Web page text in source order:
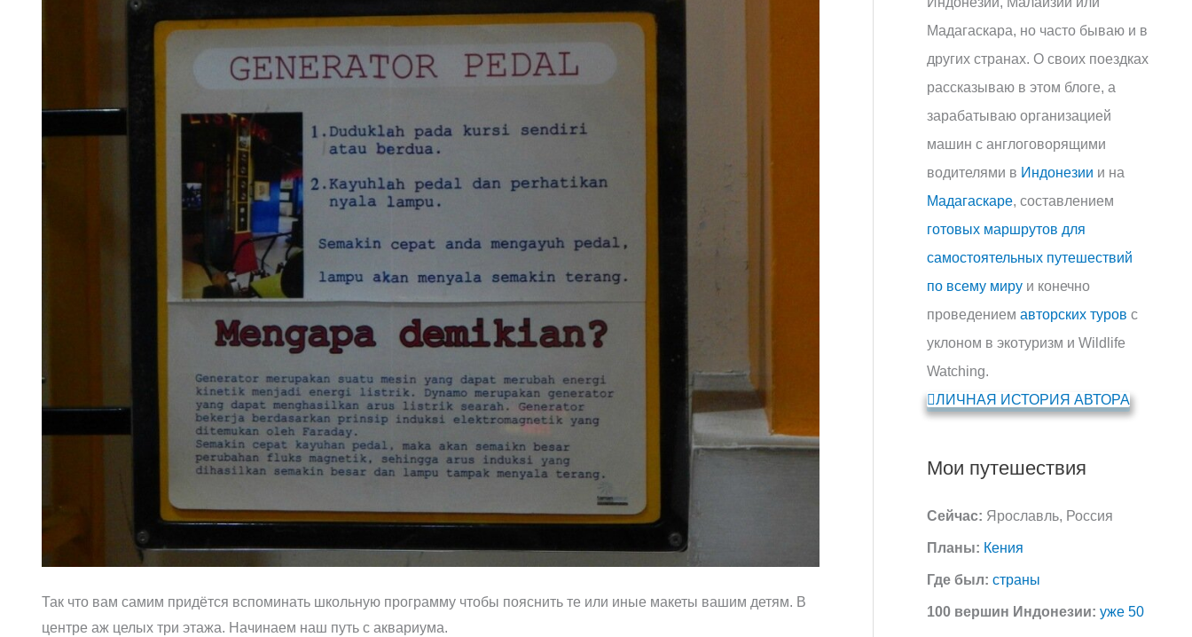
Так что вам самим придётся вспоминать школьную программу чтобы пояснить те или иные макеты вашим детям. В
центре аж целых три этажа. Начинаем наш путь с аквариума.
Мадагаскара, но часто бываю и в
других странах. О своих поездках
рассказываю в этом блоге, а
зарабатываю организацией
машин с англоговорящими
водителями в Индонезии и на
Мадагаскаре, составлением
готовых маршрутов для
самостоятельных путешествий
по всему мируи конечно
проведением авторских туров с
уклоном в экотуризм и Wildlife
Watching.
ЛИЧНАЯ ИСТОРИЯ АВТОРА
Мои путешествия
Сейчас: Ярославль, Россия
Планы: Кения
Где был: страны
100 вершин Индонезии: уже 50